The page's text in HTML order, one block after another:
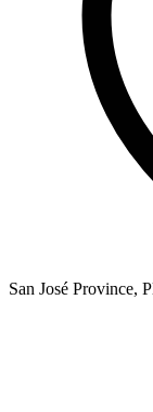
San José Province,